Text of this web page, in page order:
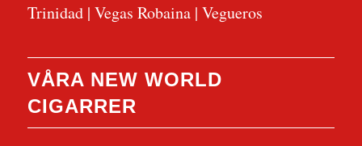
Trinidad| Vegas Robaina| Vegueros
VÅRA NEW WORLD
CIGARRER